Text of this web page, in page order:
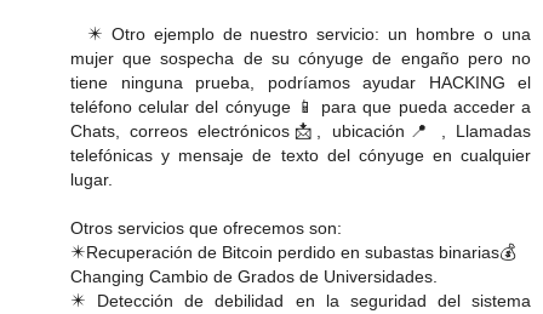
✴️ Otro ejemplo de nuestro servicio: un hombre o una
mujer que sospecha de su cónyuge de engaño pero no
tiene ninguna prueba, podríamos ayudar HACKING el
teléfono celular del cónyuge 📱 para que pueda acceder a
Chats, correos electrónicos📩, ubicación📍 , Llamadas
telefónicas y mensaje de texto del cónyuge en cualquier
lugar.
Otros servicios que ofrecemos son:
✴️Recuperación de Bitcoin perdido en subastas binarias💰
Changing️ Cambio de Grados de Universidades.
✴️ Detección de debilidad en la seguridad del sistema